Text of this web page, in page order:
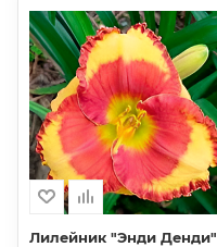
Лилейник "Энди Денди"